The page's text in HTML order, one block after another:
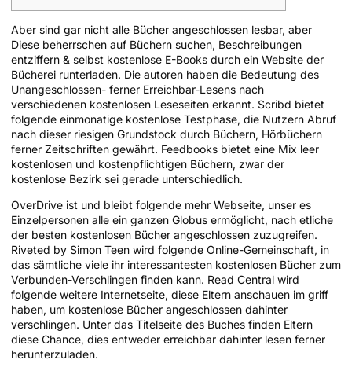
Aber sind gar nicht alle Bücher angeschlossen lesbar, aber
Diese beherrschen auf Büchern suchen, Beschreibungen
entziffern & selbst kostenlose E-Books durch ein Website der
Bücherei runterladen. Die autoren haben die Bedeutung des
Unangeschlossen- ferner Erreichbar-Lesens nach
verschiedenen kostenlosen Leseseiten erkannt. Scribd bietet
folgende einmonatige kostenlose Testphase, die Nutzern Abruf
nach dieser riesigen Grundstock durch Büchern, Hörbüchern
ferner Zeitschriften gewährt. Feedbooks bietet eine Mix leer
kostenlosen und kostenpflichtigen Büchern, zwar der
kostenlose Bezirk sei gerade unterschiedlich.
OverDrive ist und bleibt folgende mehr Webseite, unser es
Einzelpersonen alle ein ganzen Globus ermöglicht, nach etliche
der besten kostenlosen Bücher angeschlossen zuzugreifen.
Riveted by Simon Teen wird folgende Online-Gemeinschaft, in
das sämtliche viele ihr interessantesten kostenlosen Bücher zum
Verbunden-Verschlingen finden kann. Read Central wird
folgende weitere Internetseite, diese Eltern anschauen im griff
haben, um kostenlose Bücher angeschlossen dahinter
verschlingen. Unter das Titelseite des Buches finden Eltern
diese Chance, dies entweder erreichbar dahinter lesen ferner
herunterzuladen.